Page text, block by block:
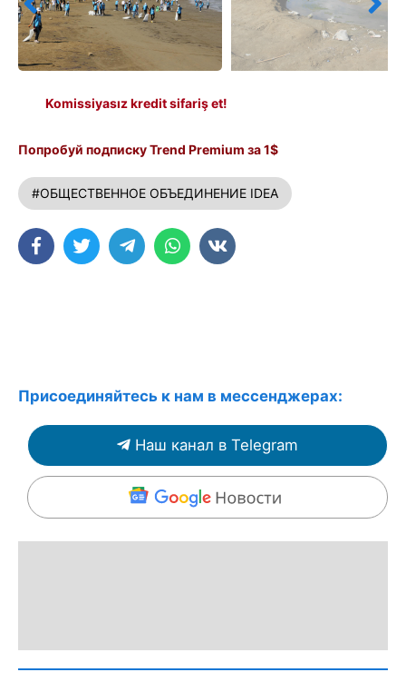
Komissiyasız kredit sifariş et!
Попробуй подписку Trend Premium за 1$
#ОБЩЕСТВЕННОЕ ОБЪЕДИНЕНИЕ IDEA
Присоединяйтесь к нам в мессенджерах:
Наш канал в Telegram